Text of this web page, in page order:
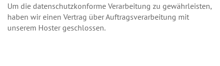
Um die datenschutzkonforme Verarbeitung zu gewährleisten,
haben wir einen Vertrag über Auftragsverarbeitung mit
unserem Hoster geschlossen.